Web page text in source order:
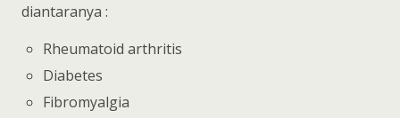
diantaranya :
Rheumatoid arthritis
Diabetes
Fibromyalgia